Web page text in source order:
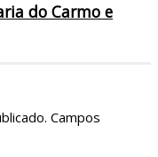
do Carmo e
Campos